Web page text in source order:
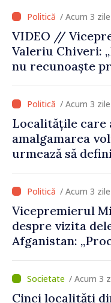
posibilul pentru
consecințele”
/ Acum 3 zile
VIDEO //
Valeriu Chiveri:
nu recunoaște
de structurile de
în raioanele de
/ Acum 3 zile
Localitățile care
amalgamarea
urmează să
parcursul lunii
/ Acum 3 zile
Vicepremierul
despre vizita
Afganistan:
respectate
au constatat/ Acum 3
Cinci localități